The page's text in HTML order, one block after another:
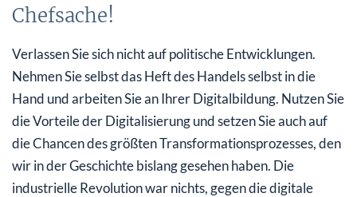
Chefsache!
Verlassen Sie sich nicht auf politische Entwicklungen.
Nehmen Sie selbst das Heft des Handels selbst in die
Hand und arbeiten Sie an Ihrer Digitalbildung. Nutzen Sie
die Vorteile der Digitalisierung und setzen Sie auch auf
die Chancen des größten Transformationsprozesses, den
wir in der Geschichte bislang gesehen haben. Die
industrielle Revolution war nichts, gegen die digitale